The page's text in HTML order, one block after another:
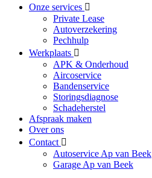
Onze services
Private Lease
Autoverzekering
Pechhulp
Werkplaats
APK & Onderhoud
Aircoservice
Bandenservice
Storingsdiagnose
Schadeherstel
Afspraak maken
Over ons
Contact
Autoservice Ap van Beek
Garage Ap van Beek